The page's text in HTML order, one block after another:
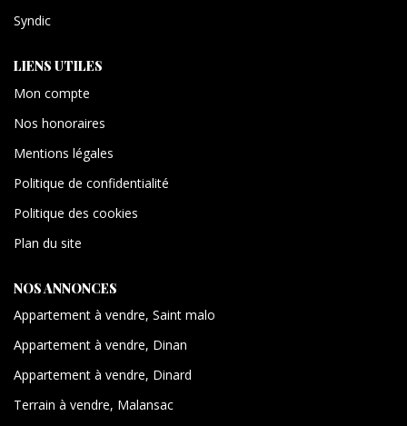
Syndic
LIENS UTILES
Mon compte
Nos honoraires
Mentions légales
Politique de confidentialité
Politique des cookies
Plan du site
NOS ANNONCES
Appartement à vendre, Saint malo
Appartement à vendre, Dinan
Appartement à vendre, Dinard
Terrain à vendre, Malansac